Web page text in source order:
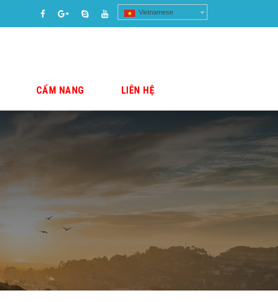
Vietnamese
CẨM NANG LIÊN HỆ